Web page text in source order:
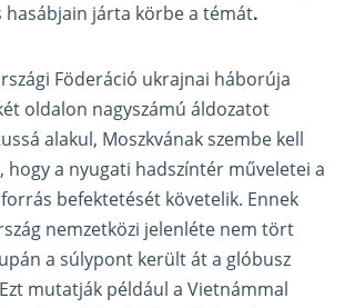
hasábjain járta körbe a témát.
Föderáció ukrajnai háborúja
oldalon nagyszámú áldozatot
alakul, Moszkvának szembe kell
hogy a nyugati hadszíntér műveletei a
befektetését követelik. Ennek
nemzetközi jelenléte nem tört
a súlypont került át a glóbusz
mutatják például a Vietnámmal